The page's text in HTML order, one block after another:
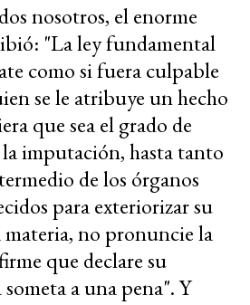
nosotros, el enorme
"La ley fundamental
como si fuera culpable
se le atribuye un hecho
que sea el grado de
imputación, hasta tanto
de los órganos
para exteriorizar su
no pronuncie la
que declare su
a una pena". Y